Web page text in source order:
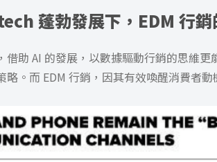
蓬勃發展下，EDM 行銷
借助 AI 的發展，以數據驅動行銷的思維更
略。而 EDM 行銷，因其有效喚醒消費者